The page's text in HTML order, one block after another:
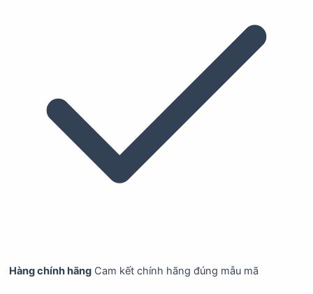
Hàng chính hãng Cam kết chính hãng đúng mẫu mã